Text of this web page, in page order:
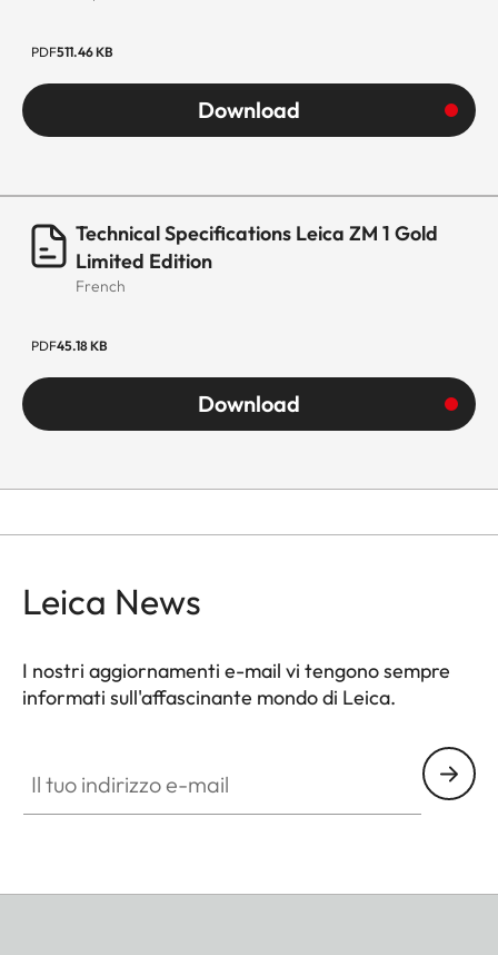
PDF511.46 KB
Download
Technical Specifications Leica ZM 1 Gold
Limited Edition
French
PDF45.18 KB
Download
Leica News
I nostri aggiornamenti e-mail vi tengono sempre
informati sull'affascinante mondo di Leica.